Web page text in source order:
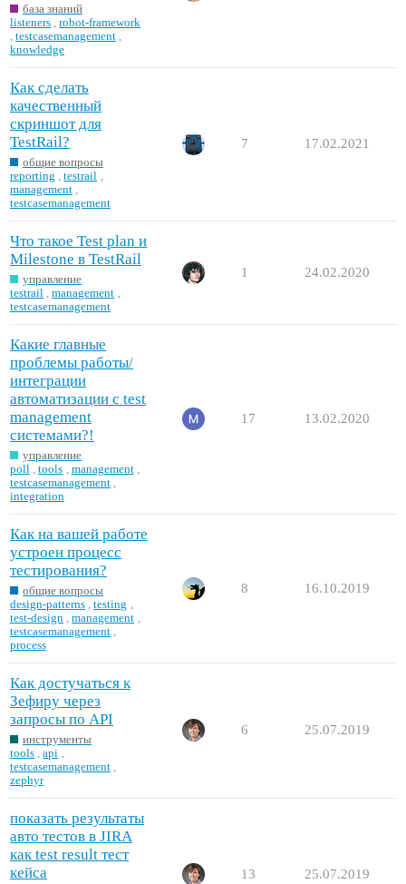
база знаний
listeners ,robot-framework
testcasemanagement
knowledge
Как сделать
качественный
скриншот для
TestRail?
общие вопросы
reporting
,testrail
management
testcasemanagement
7 17.02.2021
Что такое Test plan и
Milestone в TestRail
управление
testrail
,management
testcasemanagement
1 24.02.2020
Какие главные
проблемы работы/
интеграции
автоматизации с test
management
системами?!
управление
poll
,tools management
testcasemanagement
integration
17 13.02.2020
Как на вашей работе
устроен процесс
тестирования?
общие вопросы
design-patterns ,testing
test-design
,management
testcasemanagement
process
8 16.10.2019
Как достучаться к
Зефиру через
запросы по API
инструменты
tools ,api
testcasemanagement
zephyr
6 25.07.2019
показать результаты
авто тестов в JIRA
как test result тест
кейса
13 25.07.2019